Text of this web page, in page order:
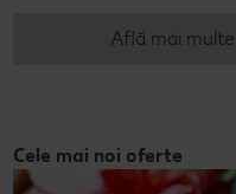
Află mai
Cele mai noi oferte